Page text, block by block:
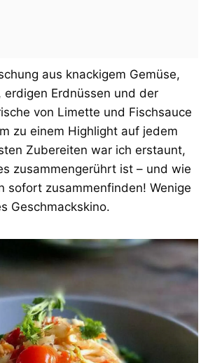
aus knackigem Gemüse,
erdigen Erdnüssen und der
von Limette und Fischsauce
zu einem Highlight auf jedem
Zubereiten war ich erstaunt,
zusammengerührt ist – und wie
sofort zusammenfinden! Wenige
Geschmackskino.